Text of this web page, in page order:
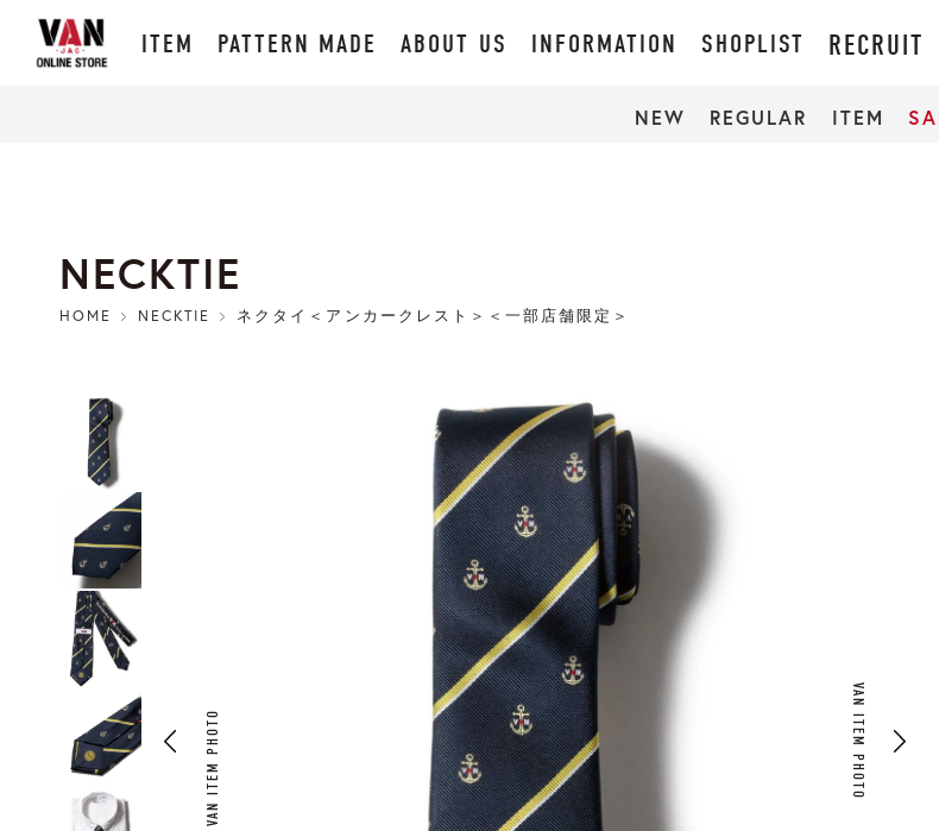
ITEM PATTERN MADE ABOUT US INFORMATION SHOPLIST RECRUIT
NEW REGULAR ITEM
NECKTIE
HOME NECKTIE ネクタイ＜アンカークレスト＞＜一部店舗限定＞
VAN ITEM PHOTO
VAN ITEM PHOTO